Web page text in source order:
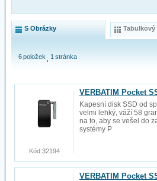
S Obrázky Tabulkový
6položek 1 stránka
VERBATIM Pocket
Kapesní disk SSD od
velmi lehký, váží 58
na to, aby se vešel do
systémy P
Kód:32194
VERBATIM Pocket